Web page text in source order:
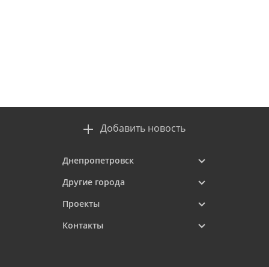
Добавить новость
Днепропетровск
Другие города
Проекты
Контакты